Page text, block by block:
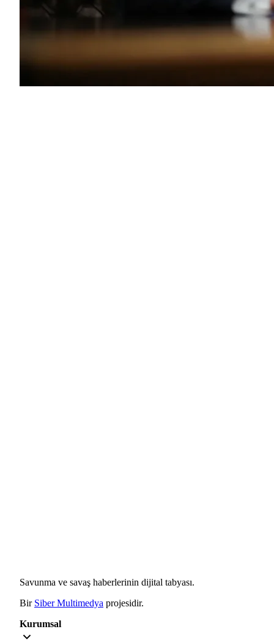
Savunma ve savaş haberlerinin dijital tabyası.
Bir Siber Multimedya projesidir.
Kurumsal